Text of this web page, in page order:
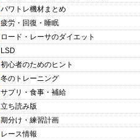
パワトレ機材まとめ
疲労・回復・睡眠
ロード・レーサのダイエット
LSD
初心者のためのヒント
冬のトレーニング
サプリ・食事・補給
立ち読み版
期分け・練習計画
レース情報